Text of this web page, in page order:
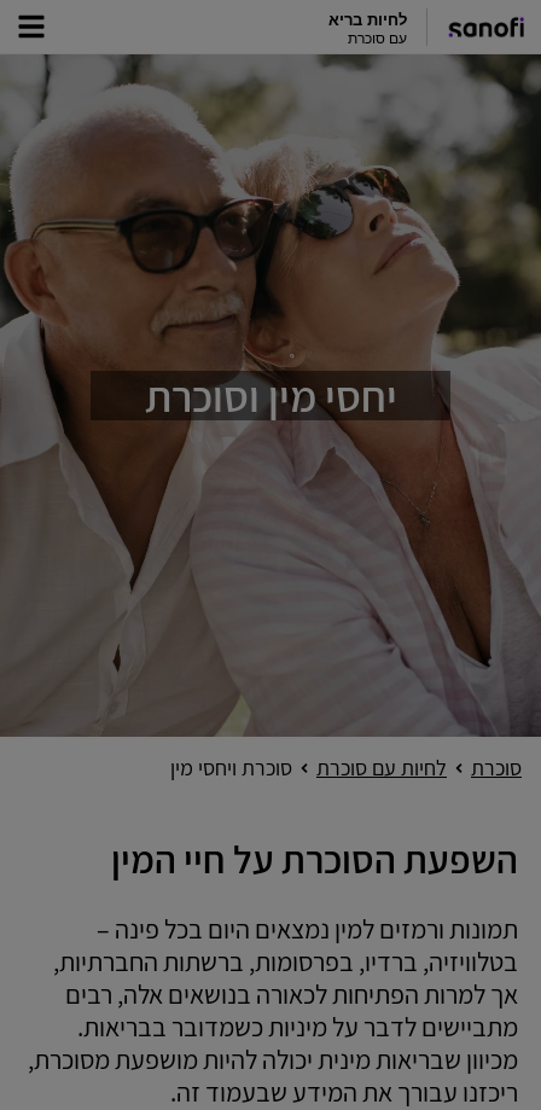
לחיות בריא
עם סוכרת
יחסי מין וסוכרת
סוכרת לחיות עם סוכרת סוכרת ויחסי מין
השפעת הסוכרת על חיי המין
תמונות ורמזים למין נמצאים היום בכל פינה –
בטלוויזיה, ברדיו, בפרסומות, ברשתות החברתיות,
אך למרות הפתיחות לכאורה בנושאים אלה, רבים
מתביישים לדבר על מיניות כשמדובר בבריאות.
מכיוון שבריאות מינית יכולה להיות מושפעת מסוכרת,
ריכזנו עבורך את המידע שבעמוד זה.